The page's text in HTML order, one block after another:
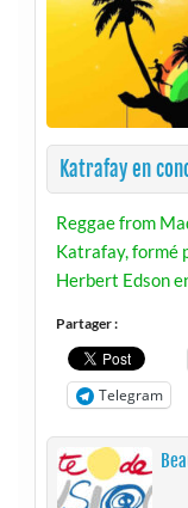
Katrafay en
Reggae from
Katrafay, formé
Herbert Edson
Partager :
Telegram